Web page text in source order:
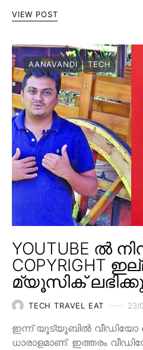
VIEW POST
AANAVANDI TECH
YOUTUBE ൽ
COPYRIGHT
മ്യൂസിക്
TECH TRAVEL EAT 23/
ഇന്ന് യൂട്യൂബിൽ വീഡിയോ
ധാരാളമാണ്. ഇത്തരം